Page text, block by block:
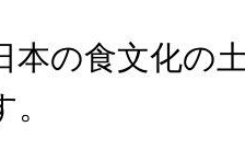
の食文化の